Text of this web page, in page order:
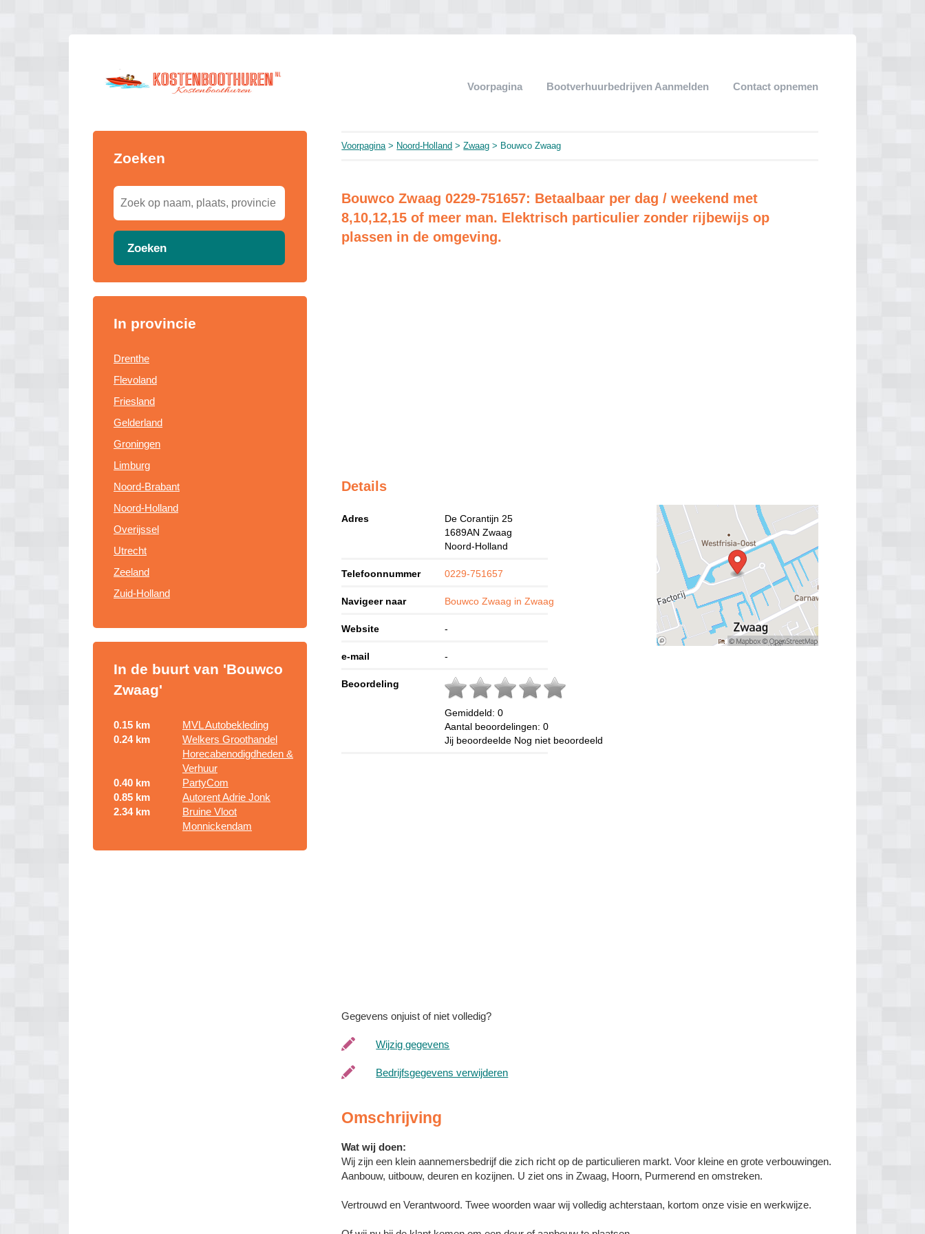
Voorpagina Bootverhuurbedrijven Aanmelden Contact opnemen
Zoeken
Zoeken
In provincie
Drenthe
Flevoland
Friesland
Gelderland
Groningen
Limburg
Noord-Brabant
Noord-Holland
Overijssel
Utrecht
Zeeland
Zuid-Holland
In de buurt van 'Bouwco
Zwaag'
0.15 km
MVL Autobekleding
0.24 km
Welkers Groothandel
Horecabenodigdheden &
Verhuur
0.40 km
PartyCom
0.85 km
Autorent Adrie Jonk
2.34 km
Bruine Vloot
Monnickendam
Voorpagina> Noord-Holland >Zwaag > Bouwco Zwaag
Bouwco Zwaag 0229-751657: Betaalbaar per dag / weekend met
8,10,12,15 of meer man. Elektrisch particulier zonder rijbewijs op
plassen in de omgeving.
Details
Adres
De Corantijn 25
1689AN Zwaag
Noord-Holland
Telefoonnummer 0229-751657
Navigeer naar Bouwco Zwaag in Zwaag
Website -
e-mail -
Beoordeling
Gemiddeld:0
Aantal beoordelingen:0
Jij beoordeelde Nog niet beoordeeld
Gegevens onjuist of niet volledig?
Wijzig gegevens
Bedrijfsgegevens verwijderen
Omschrijving
Wat wij doen:
Wij zijn een klein aannemersbedrijf die zich richt op de particulieren markt. Voor kleine en grote verbouwingen.
Aanbouw, uitbouw, deuren en kozijnen. U ziet ons in Zwaag, Hoorn, Purmerend en omstreken.
Vertrouwd en Verantwoord. Twee woorden waar wij volledig achterstaan, kortom onze visie en werkwijze.